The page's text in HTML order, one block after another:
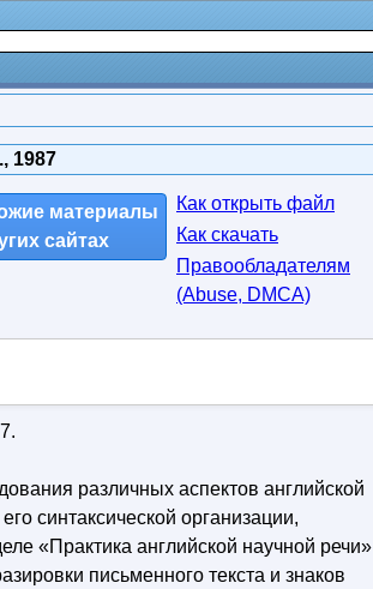
1987
материалы
сайтах
Как открыть файл
Как скачать
Правообладателям
(Abuse, DMСA)
различных аспектов английской
синтаксической организации,
«Практика английской научной речи»
письменного текста и знаков